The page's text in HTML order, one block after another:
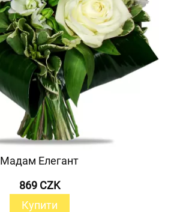
Мадам Елегант
869 CZK
Купити